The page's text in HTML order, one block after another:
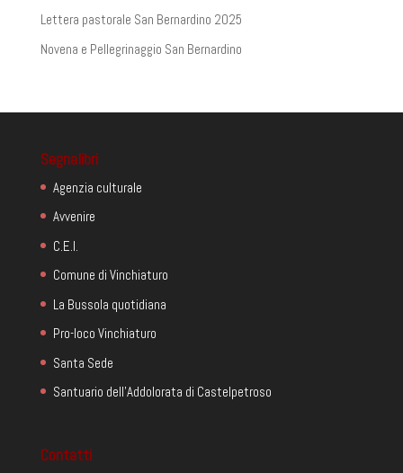
Lettera pastorale San Bernardino 2025
Novena e Pellegrinaggio San Bernardino
Segnalibri
Agenzia culturale
Avvenire
C.E.I.
Comune di Vinchiaturo
La Bussola quotidiana
Pro-loco Vinchiaturo
Santa Sede
Santuario dell'Addolorata di Castelpetroso
Contatti